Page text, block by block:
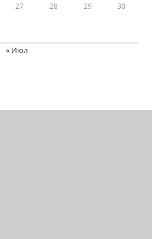
27 28 29 30
« Июл